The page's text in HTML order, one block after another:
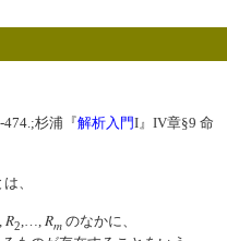
474.;杉浦『解析入門I』IV章§9 命
、
, R2,…, Rm のなかに、